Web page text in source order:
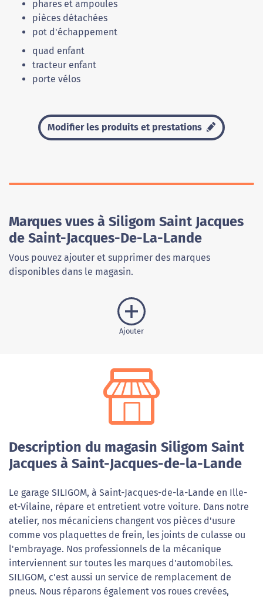
phares et ampoules
pièces détachées
pot d'échappement
quad enfant
tracteur enfant
porte vélos
Modifier les produits et prestations
Marques vues à Siligom Saint Jacques
de Saint-Jacques-De-La-Lande
Vous pouvez ajouter et supprimer des marques
disponibles dans le magasin.
Ajouter
Description du magasin Siligom Saint
Jacques à Saint-Jacques-de-la-Lande
Le garage SILIGOM, à Saint-Jacques-de-la-Lande en Ille-
et-Vilaine, répare et entretient votre voiture. Dans notre
atelier, nos mécaniciens changent vos pièces d'usure
comme vos plaquettes de frein, les joints de culasse ou
l'embrayage. Nos professionnels de la mécanique
interviennent sur toutes les marques d'automobiles.
SILIGOM, c'est aussi un service de remplacement de
pneus. Nous réparons également vos roues crevées,